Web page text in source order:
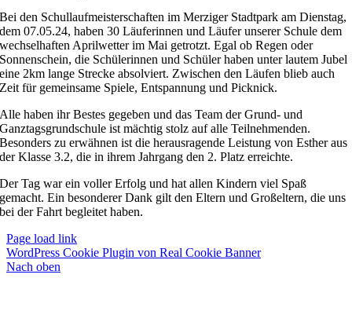
Bei den Schullaufmeisterschaften im Merziger Stadtpark am Dienstag,
dem 07.05.24, haben 30 Läuferinnen und Läufer unserer Schule dem
wechselhaften Aprilwetter im Mai getrotzt. Egal ob Regen oder
Sonnenschein, die Schülerinnen und Schüler haben unter lautem Jubel
eine 2km lange Strecke absolviert. Zwischen den Läufen blieb auch
Zeit für gemeinsame Spiele, Entspannung und Picknick.
Alle haben ihr Bestes gegeben und das Team der Grund- und
Ganztagsgrundschule ist mächtig stolz auf alle Teilnehmenden.
Besonders zu erwähnen ist die herausragende Leistung von Esther aus
der Klasse 3.2, die in ihrem Jahrgang den 2. Platz erreichte.
Der Tag war ein voller Erfolg und hat allen Kindern viel Spaß
gemacht. Ein besonderer Dank gilt den Eltern und Großeltern, die uns
bei der Fahrt begleitet haben.
Page load link
WordPress Cookie Plugin von Real Cookie Banner
Nach oben